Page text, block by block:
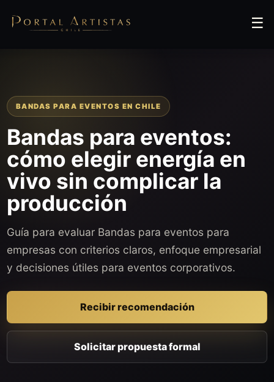
☰
BANDAS PARA EVENTOS EN CHILE
Bandas para eventos:
cómo elegir energía en
vivo sin complicar la
producción
Guía para evaluar Bandas para eventos para
empresas con criterios claros, enfoque empresarial
y decisiones útiles para eventos corporativos.
Recibir recomendación
Solicitar propuesta formal